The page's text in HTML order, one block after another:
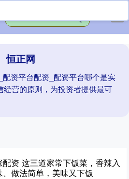
恒正网
资平台配资_配资平台哪个是实
经营的原则，为投资者提供最可
配资 这三道家常下饭菜，香辣入
、做法简单，美味又下饭